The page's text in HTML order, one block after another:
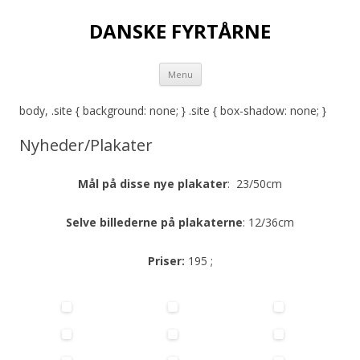
DANSKE FYRTÅRNE
Menu Hop
indhold
body, .site { background: none; } .site { box-shadow: none; }
Nyheder/Plakater
Mål på disse nye plakater: 23/50cm
Selve billederne på plakaterne: 12/36cm
Priser: 195 ;